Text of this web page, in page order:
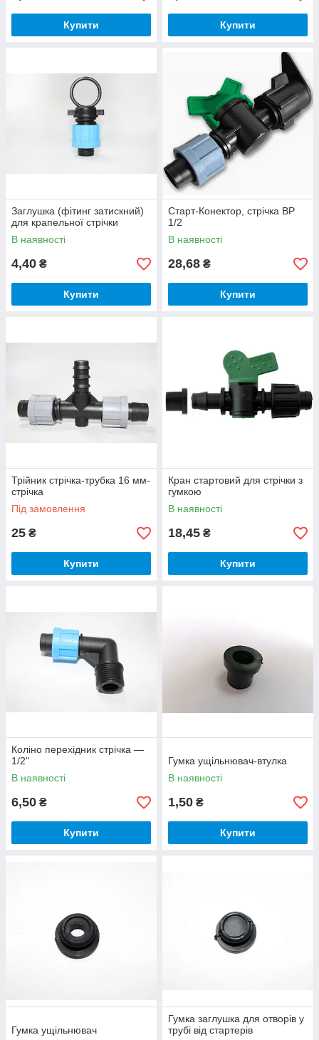
Купити Купити
Заглушка (фітинг затискний)
для крапельної стрічки
В наявності
4,40 ₴
Купити
Старт-Конектор, стрічка ВР
1/2
В наявності
28,68 ₴
Купити
Трійник стрічка-трубка 16 мм-
стрічка
Під замовлення
25 ₴
Купити
Кран стартовий для стрічки з
гумкою
В наявності
18,45 ₴
Купити
Коліно перехідник стрічка —
1/2"
В наявності
6,50 ₴
Купити
Гумка ущільнювач-втулка
В наявності
1,50 ₴
Купити
Гумка ущільнювач
Гумка заглушка для отворів у
трубі від стартерів